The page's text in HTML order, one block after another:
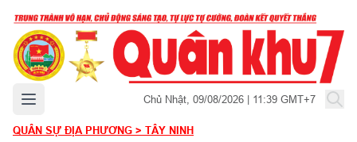
Mở menu chính Chủ Nhật, 09/08/2026 | 11:39 GMT+7
QUÂN SỰ ĐỊA PHƯƠNG > TÂY NINH